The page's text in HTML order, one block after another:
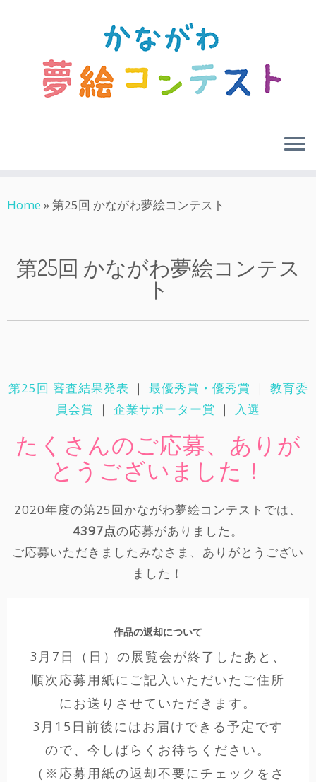
toHome »第25回 かながわ夢絵コンテスト
第25回 かながわ夢絵コンテス
ト
第25回 審査結果発表 ｜ 最優秀賞・優秀賞 ｜ 教育委
員会賞 ｜ 企業サポーター賞 ｜ 入選
たくさんのご応募、ありが
とうございました！
2020年度の第25回かながわ夢絵コンテストでは、
4397点の応募がありました。
ご応募いただきましたみなさま、ありがとうござい
ました！
作品の返却について
3月7日（日）の展覧会が終了したあと、
順次応募用紙にご記入いただいたご住所
にお送りさせていただきます。
3月15日前後にはお届けできる予定です
ので、今しばらくお待ちください。
（※応募用紙の返却不要にチェックをさ